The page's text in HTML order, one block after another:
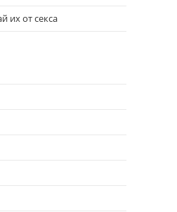
их от секса